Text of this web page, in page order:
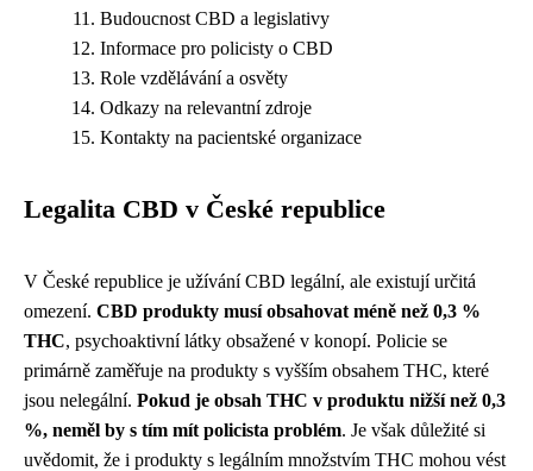
Budoucnost CBD a legislativy
Informace pro policisty o CBD
Role vzdělávání a osvěty
Odkazy na relevantní zdroje
Kontakty na pacientské organizace
Legalita CBD v České republice
V České republice je užívání CBD legální, ale existují určitá
omezení. CBD produkty musí obsahovat méně než 0,3 %
THC, psychoaktivní látky obsažené v konopí. Policie se
primárně zaměřuje na produkty s vyšším obsahem THC, které
jsou nelegální. Pokud je obsah THC v produktu nižší než 0,3
%, neměl by s tím mít policista problém. Je však důležité si
uvědomit, že i produkty s legálním množstvím THC mohou vést